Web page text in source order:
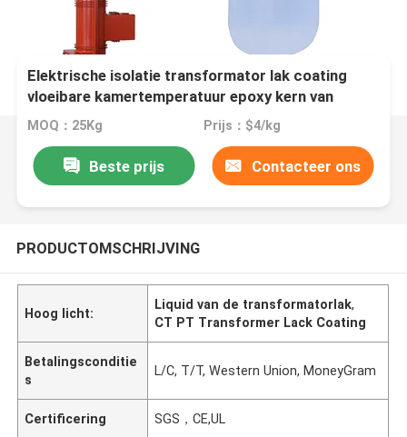
Elektrische isolatie transformator lak coating
vloeibare kamertemperatuur epoxy kern van
transformator CT PT
MOQ：25Kg Prijs：$4/kg
Beste prijs Contacteer ons
PRODUCTOMSCHRIJVING
Hoog licht:
Liquid van de transformatorlak,
CT PT Transformer Lack Coating
Betalingsconditie
s
L/C, T/T, Western Union, MoneyGram
Certificering SGS，CE,UL